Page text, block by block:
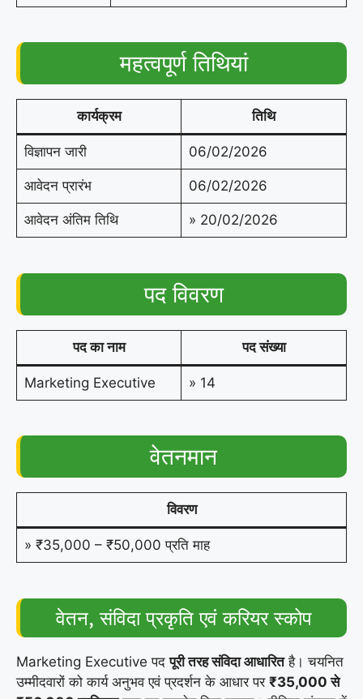
महत्वपूर्ण तिथियां
कार्यक्रम तिथि
विज्ञापन जारी 06/02/2026
आवेदन प्रारंभ 06/02/2026
आवेदन अंतिम तिथि » 20/02/2026
पद विवरण
पद का नाम पद संख्या
Marketing Executive » 14
वेतनमान
विवरण
» ₹35,000 – ₹50,000 प्रति माह
वेतन, संविदा प्रकृति एवं करियर स्कोप
Marketing Executive पदपूरी तरह संविदा आधारितहै। चयनित
उम्मीदवारों को कार्य अनुभव एवं प्रदर्शन के आधार पर ₹35,000 से